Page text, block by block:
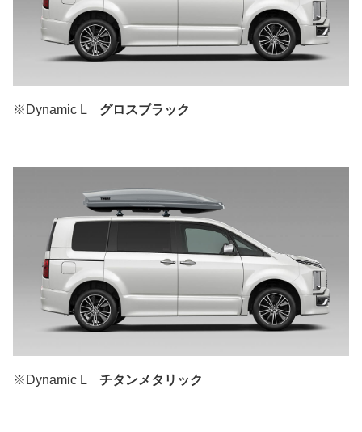
※Dynamic L グロスブラック
※Dynamic L チタンメタリック